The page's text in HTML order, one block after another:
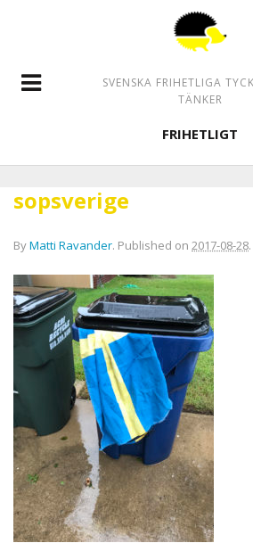
SVENSKA FRIHETLIGA
TÄNKER
FRIHETLIGT
sopsverige
ByMatti Ravander. Published on 2017-08-28.